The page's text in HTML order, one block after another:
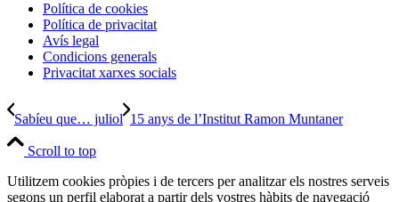
Política de cookies
Política de privacitat
Avís legal
Condicions generals
Privacitat xarxes socials
Sabíeu que… juliol 15 anys de l’Institut Ramon Muntaner
Scroll to top
Utilitzem cookies pròpies i de tercers per analitzar els nostres serveis
segons un perfil elaborat a partir dels vostres hàbits de navegació